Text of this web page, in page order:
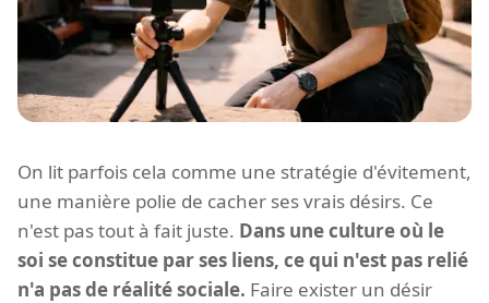
On lit parfois cela comme une stratégie d'évitement,
une manière polie de cacher ses vrais désirs. Ce
n'est pas tout à fait juste. Dans une culture où le
soi se constitue par ses liens, ce qui n'est pas relié
n'a pas de réalité sociale. Faire exister un désir